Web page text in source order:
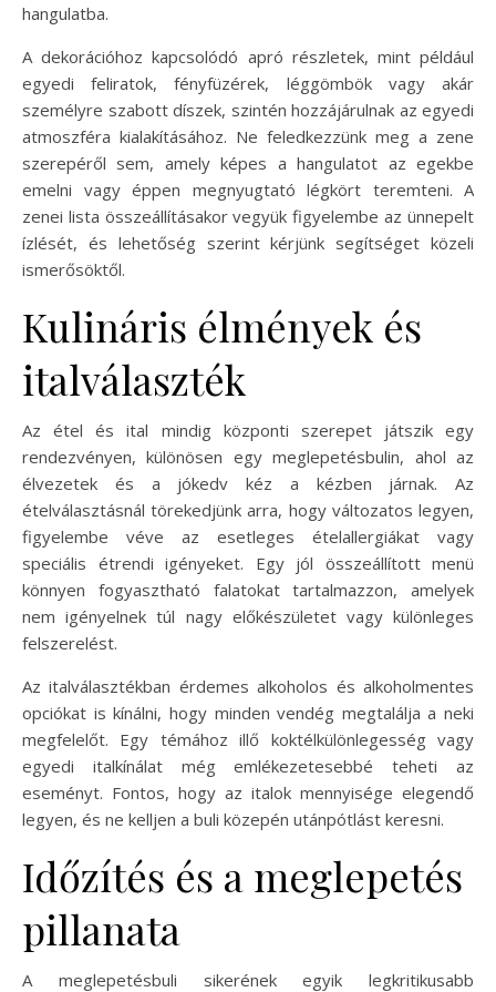
hangulatba.
A dekorációhoz kapcsolódó apró részletek, mint például
egyedi feliratok, fényfüzérek, léggömbök vagy akár
személyre szabott díszek, szintén hozzájárulnak az egyedi
atmoszféra kialakításához. Ne feledkezzünk meg a zene
szerepéről sem, amely képes a hangulatot az egekbe
emelni vagy éppen megnyugtató légkört teremteni. A
zenei lista összeállításakor vegyük figyelembe az ünnepelt
ízlését, és lehetőség szerint kérjünk segítséget közeli
ismerősöktől.
Kulináris élmények és
italválaszték
Az étel és ital mindig központi szerepet játszik egy
rendezvényen, különösen egy meglepetésbulin, ahol az
élvezetek és a jókedv kéz a kézben járnak. Az
ételválasztásnál törekedjünk arra, hogy változatos legyen,
figyelembe véve az esetleges ételallergiákat vagy
speciális étrendi igényeket. Egy jól összeállított menü
könnyen fogyasztható falatokat tartalmazzon, amelyek
nem igényelnek túl nagy előkészületet vagy különleges
felszerelést.
Az italválasztékban érdemes alkoholos és alkoholmentes
opciókat is kínálni, hogy minden vendég megtalálja a neki
megfelelőt. Egy témához illő koktélkülönlegesség vagy
egyedi italkínálat még emlékezetesebbé teheti az
eseményt. Fontos, hogy az italok mennyisége elegendő
legyen, és ne kelljen a buli közepén utánpótlást keresni.
Időzítés és a meglepetés
pillanata
A meglepetésbuli sikerének egyik legkritikusabb